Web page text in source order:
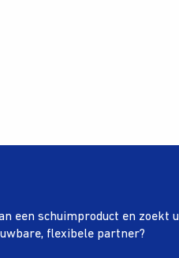
een schuimproduct en zoekt u
flexibele partner?